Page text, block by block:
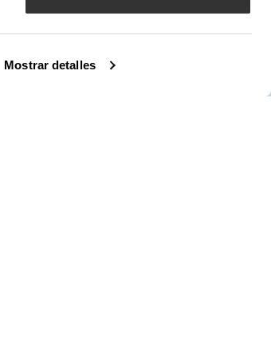
Mostrar detalles